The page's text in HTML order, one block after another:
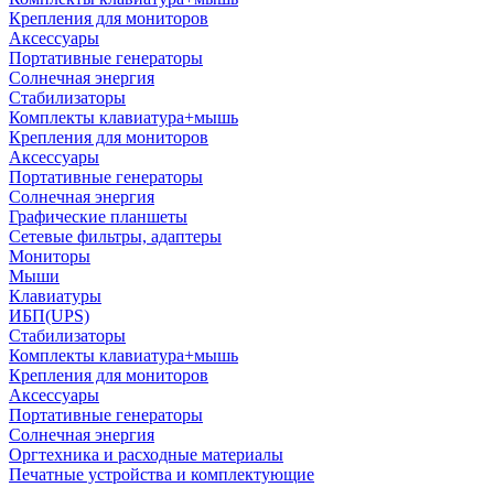
Крепления для мониторов
Аксессуары
Портативные генераторы
Солнечная энергия
Стабилизаторы
Комплекты клавиатура+мышь
Крепления для мониторов
Аксессуары
Портативные генераторы
Солнечная энергия
Графические планшеты
Сетевые фильтры, адаптеры
Мониторы
Мыши
Клавиатуры
ИБП(UPS)
Стабилизаторы
Комплекты клавиатура+мышь
Крепления для мониторов
Аксессуары
Портативные генераторы
Солнечная энергия
Оргтехника и расходные материалы
Печатные устройства и комплектующие